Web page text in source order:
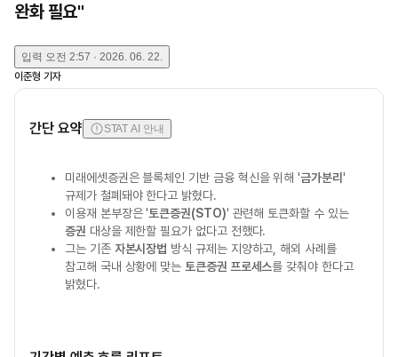
완화 필요"
입력 오전 2:57 · 2026. 06. 22.
이준형 기자
간단 요약 STAT AI 안내
미래에셋증권은 블록체인 기반 금융 혁신을 위해 '금가분리'
규제가 철폐돼야 한다고 밝혔다.
이용재 본부장은 '토큰증권(STO)' 관련해 토큰화할 수 있는
증권 대상을 제한할 필요가 없다고 전했다.
그는 기존 자본시장법 방식 규제는 지양하고, 해외 사례를
참고해 국내 상황에 맞는 토큰증권 프로세스를 갖춰야 한다고
밝혔다.